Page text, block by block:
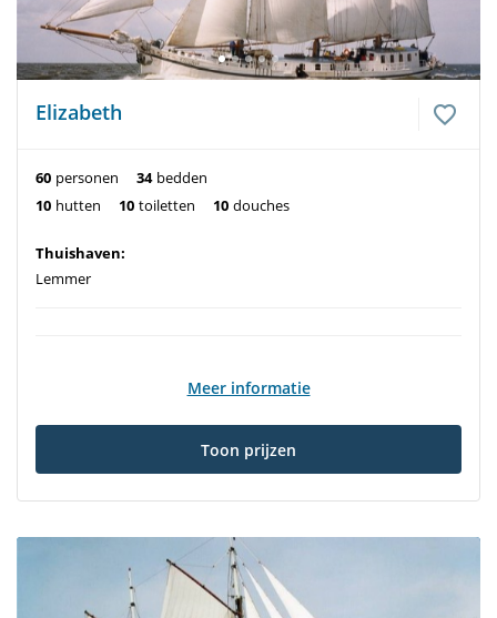
Elizabeth
60 personen 34 bedden
10 hutten 10 toiletten 10 douches
Thuishaven:
Lemmer
Meer informatie
Toon prijzen